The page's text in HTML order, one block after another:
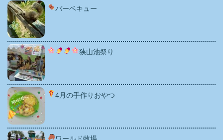
バーベキュー
狭山池祭り
4月の手作りおやつ